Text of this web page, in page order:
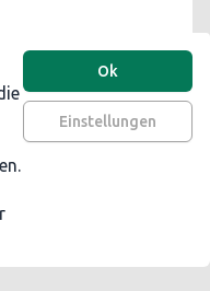
Ok
Einstellungen